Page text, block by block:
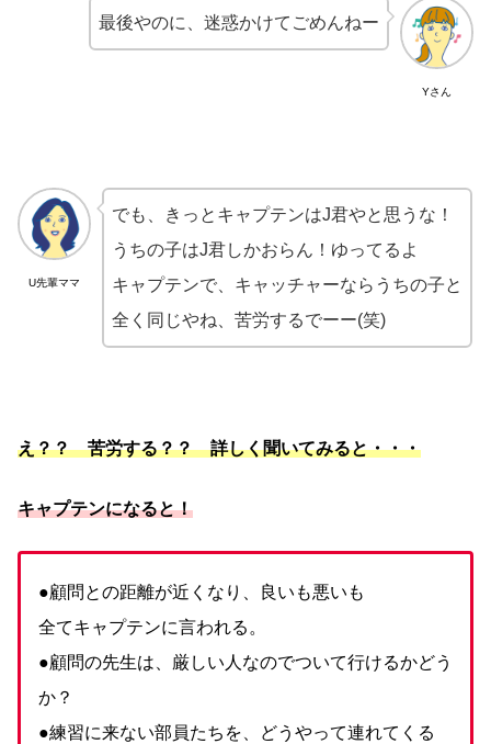
Yさん
最後やのに、迷惑かけてごめんねー
U先輩ママ
でも、きっとキャプテンはJ君やと思うな！
うちの子はJ君しかおらん！ゆってるよ
キャプテンで、キャッチャーならうちの子と
全く同じやね、苦労するでーー(笑)
え？？ 苦労する？？ 詳しく聞いてみると・・・
キャプテンになると！
●顧問との距離が近くなり、良いも悪いも
全てキャプテンに言われる。
●顧問の先生は、厳しい人なのでついて行けるかどう
か？
●練習に来ない部員たちを、どうやって連れてくる